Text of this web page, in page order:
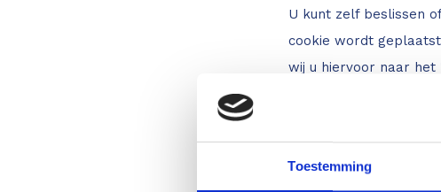
Toestemming
U kunt zelf beslissen
cookie wordt
wij u hiervoor naar het
Doeleinden
We verzamelen of